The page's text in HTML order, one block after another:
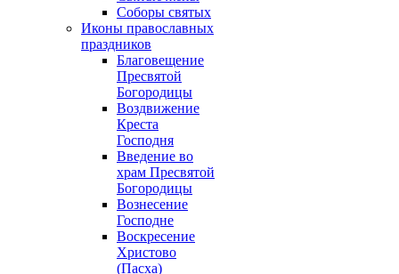
Соборы святых
Иконы православных
праздников
Благовещение
Пресвятой
Богородицы
Воздвижение
Креста
Господня
Введение во
храм Пресвятой
Богородицы
Вознесение
Господне
Воскресение
Христово
(Пасха)